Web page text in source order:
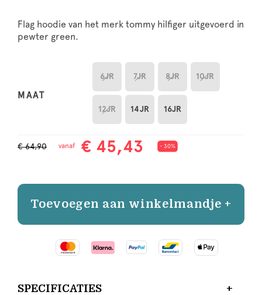
Flag hoodie van het merk tommy hilfiger uitgevoerd in
pewter green.
MAAT
6JR 7JR 8JR 10JR
12JR 14JR 16JR
€ 64,90 vanaf € 45,43 - 30%
Toevoegen aan winkelmandje +
SPECIFICATIES